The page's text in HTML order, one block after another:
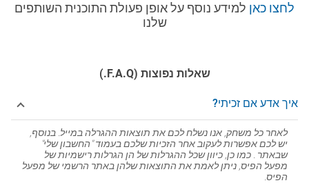
לחצו כאן למידע נוסף על אופן פעולת התוכנית השותפים
שלנו
שאלות נפוצות (F.A.Q.)
איך אדע אם זכיתי?
לאחר כל משחק, אנו נשלח לכם את תוצאות ההגרלה במייל. בנוסף,
יש לכם אפשרות לעקוב אחר הזכיות שלכם בעמוד "החשבון שלי"
שבאתר . כמו כן, כיוון שכל ההגרלות של הן הגרלות רישמיות של
מפעל הפיס, ניתן לאמת את התוצאות שלהן באתר הרשמי של מפעל
הפיס.